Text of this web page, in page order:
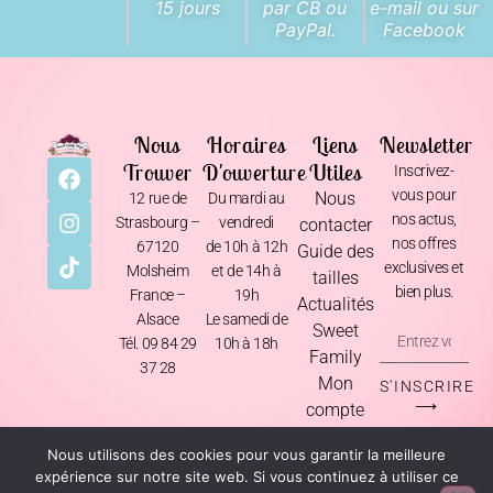
15 jours
par CB ou
PayPal.
e-mail ou sur
Facebook
Nous
Trouver
12 rue de
Strasbourg –
67120
Molsheim
France –
Alsace
Tél. 09 84 29
37 28
Horaires
D'ouverture
Du mardi au
vendredi
de 10h à 12h
et de 14h à
19h
Le samedi de
10h à 18h
Liens
Utiles
Nous
contacter
Guide des
tailles
Actualités
Sweet
Family
Mon
compte
Newsletter
Inscrivez-
vous pour
nos actus,
nos offres
exclusives et
bien plus.
S'INSCRIRE
⟶
Mentions Légales•CGV •Livraison & Retours• Politique de Confidentialité
Nous utilisons des cookies pour vous garantir la meilleure
expérience sur notre site web. Si vous continuez à utiliser ce